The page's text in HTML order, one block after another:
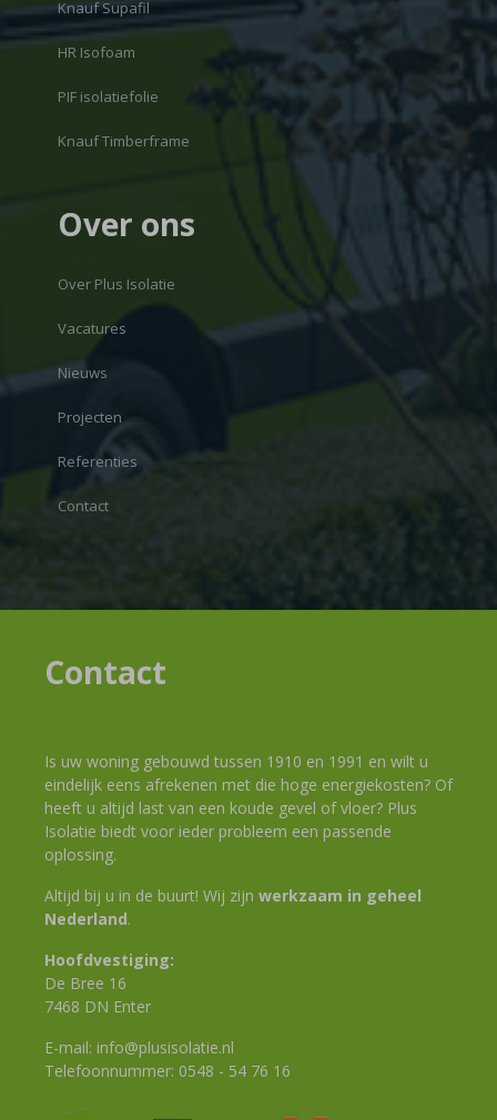
Knauf Supafil
HR Isofoam
PIF isolatiefolie
Knauf Timberframe
Over ons
Over Plus Isolatie
Vacatures
Nieuws
Projecten
Referenties
Contact
Contact
Is uw woning gebouwd tussen 1910 en 1991 en wilt u
eindelijk eens afrekenen met die hoge energiekosten? Of
heeft u altijd last van een koude gevel of vloer? Plus
Isolatie biedt voor ieder probleem een passende
oplossing.
Altijd bij u in de buurt! Wij zijn werkzaam in geheel
Nederland.
Hoofdvestiging:
De Bree 16
7468 DN Enter
E-mail: info@plusisolatie.nl
Telefoonnummer: 0548 - 54 76 16